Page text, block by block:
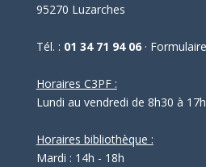
95270 Luzarches
Tél. : 01 34 71 94 06·
Horaires C3PF :
Lundi au vendredi de 8h30 à
Horaires bibliothèque :
Mardi : 14h - 18h